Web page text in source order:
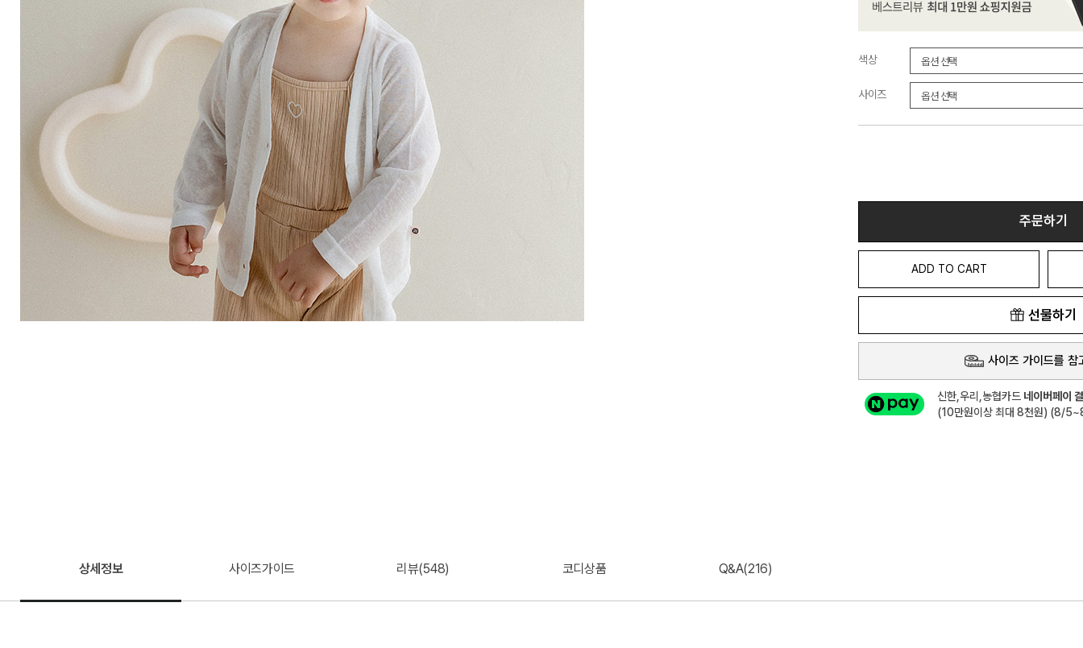
색상
사이즈
주문하기
ADD TO CART
선물하기
사이즈 가이드를 참
신한,우리,농협카드 네이버페이
(10만원이상 최대 8천원) (8/
상세정보 사이즈가이드 리뷰(548) 코디상품 Q&A(216)